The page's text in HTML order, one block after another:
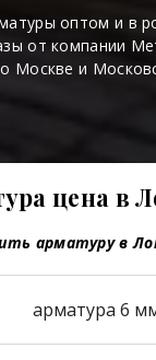
оптом и в
от компании
Москве и
цена в
арматуру в
арматура 6